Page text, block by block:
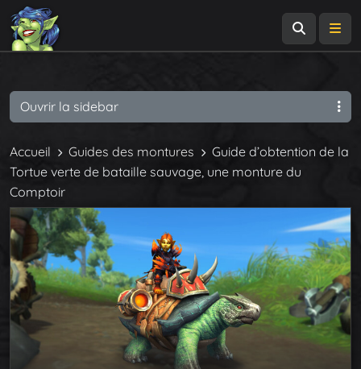
Accueil Guides des montures
Guide d’obtention de la
Tortue verte de bataille sauvage, une monture du
Comptoir
Ouvrir la sidebar